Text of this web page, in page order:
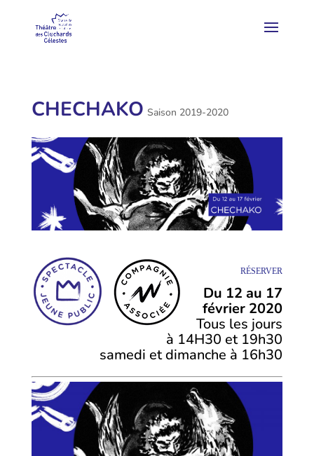
CHECHAKO Saison 2019-2020
RÉSERVER
Du 12 au 17
février 2020
Tous les jours
à 14H30 et 19h30
samedi et dimanche à 16h30